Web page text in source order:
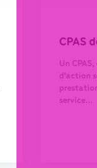
CPAS
Un
d'action
service...